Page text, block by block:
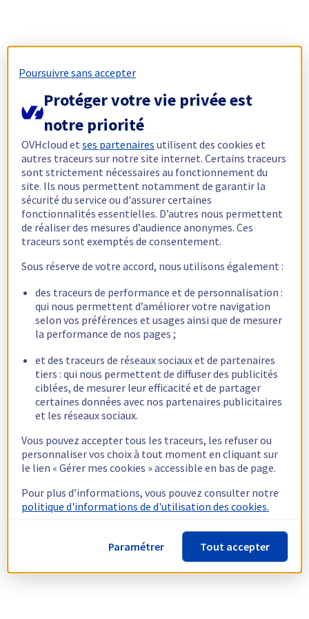
Poursuivre sans accepter
Protéger votre vie privée est
notre priorité
OVHcloud etses partenaires utilisent des cookies et
autres traceurs sur notre site internet. Certains traceurs
sont strictement nécessaires au fonctionnement du
site. Ils nous permettent notamment de garantir la
sécurité du service ou d'assurer certaines
fonctionnalités essentielles. D’autres nous permettent
de réaliser des mesures d’audience anonymes. Ces
traceurs sont exemptés de consentement.
Sous réserve de votre accord, nous utilisons également :
des traceurs de performance et de personnalisation :
qui nous permettent d’améliorer votre navigation
selon vos préférences et usages ainsi que de mesurer
la performance de nos pages ;
et des traceurs de réseaux sociaux et de partenaires
tiers : qui nous permettent de diffuser des publicités
ciblées, de mesurer leur efficacité et de partager
certaines données avec nos partenaires publicitaires
et les réseaux sociaux.
Vous pouvez accepter tous les traceurs, les refuser ou
personnaliser vos choix à tout moment en cliquant sur
le lien « Gérer mes cookies » accessible en bas de page.
Pour plus d’informations, vous pouvez consulter notre
politique d'informations de d'utilisation des cookies.
Paramétrer Tout accepter